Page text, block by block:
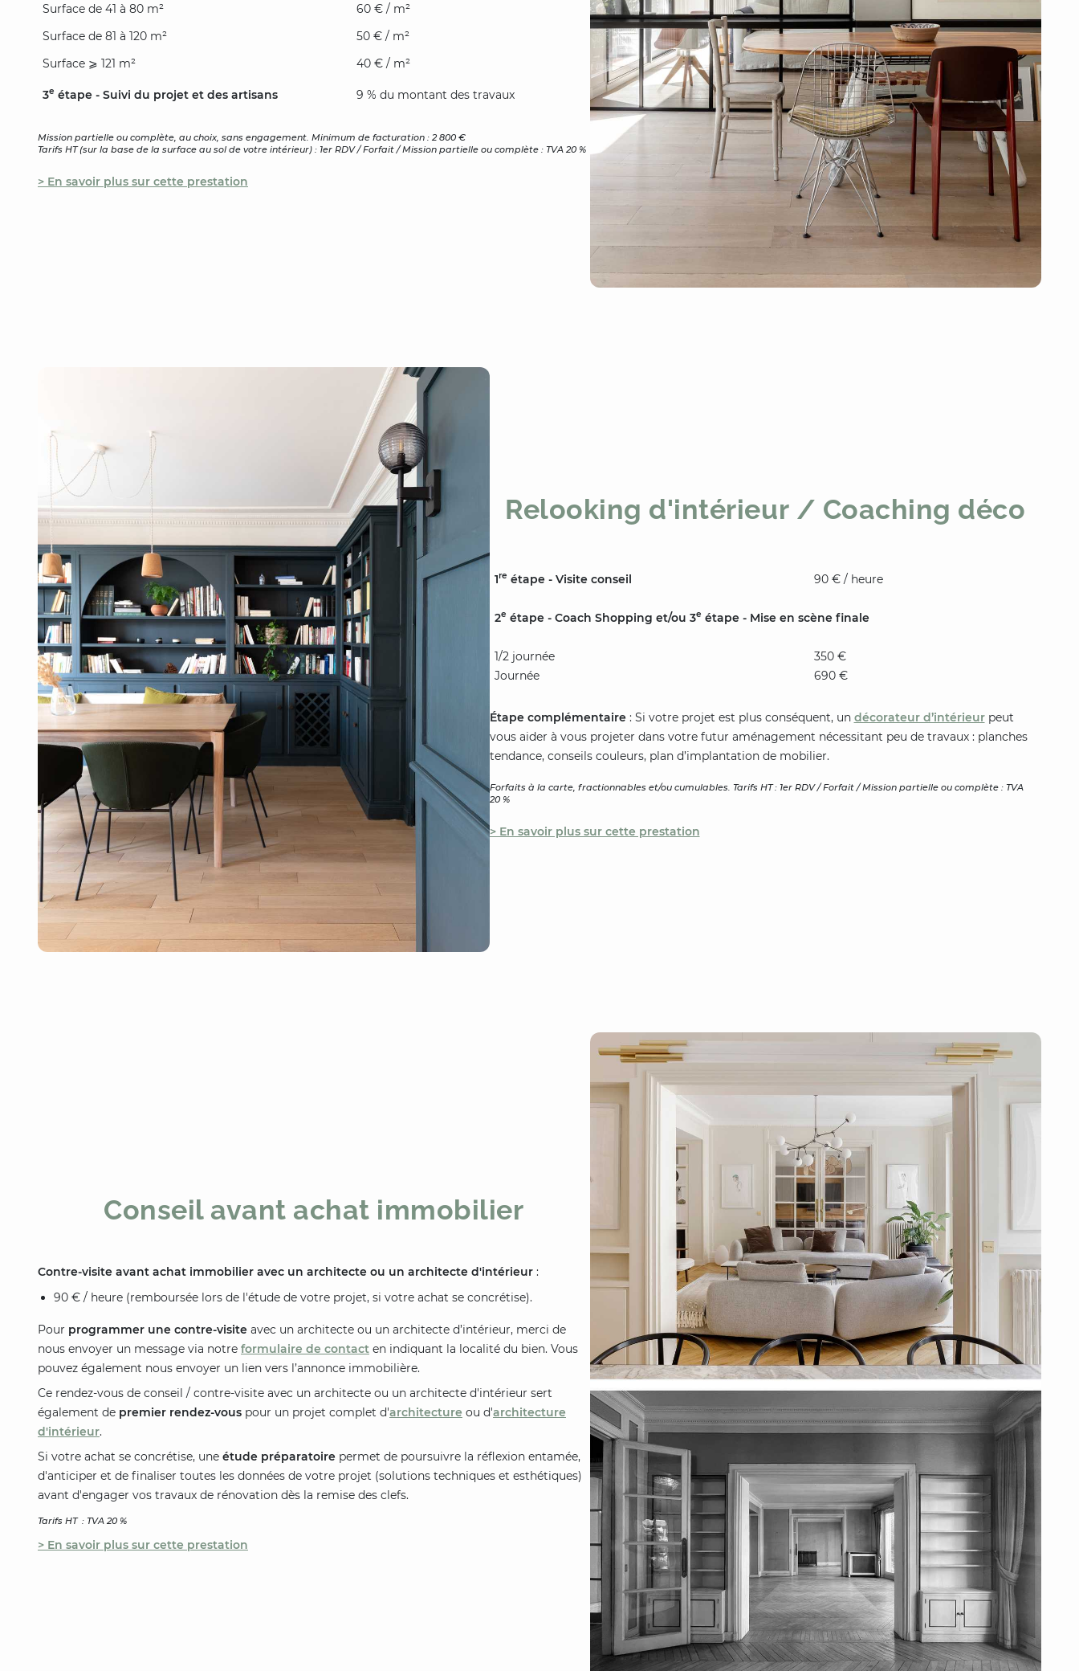
Surface de 41 à 80 m²
60 € / m²
Surface de 81 à 120 m²
50 € / m²
Surface ⩾ 121 m²
40 € / m²
3e étape - Suivi du projet et des artisans 9 % du montant des travaux
Mission partielle ou complète, au choix, sans engagement. Minimum de facturation : 2 800 €
Tarifs HT (sur la base de la surface au sol de votre intérieur) : 1er RDV / Forfait / Mission partielle ou complète : TVA 20 %
> En savoir plus sur cette prestation
Relooking d'intérieur / Coaching déco
1re étape - Visite conseil 90 € / heure
2e étape - Coach Shopping et/ou 3e étape - Mise en scène finale
1/2 journée
Journée
350 €
690 €
Étape complémentaire: Si votre projet est plus conséquent, un décorateur d’intérieurpeut
vous aider à vous projeter dans votre futur aménagement nécessitant peu de travaux : planches
tendance, conseils couleurs, plan d’implantation de mobilier.
Forfaits à la carte, fractionnables et/ou cumulables. Tarifs HT : 1er RDV / Forfait / Mission partielle ou complète : TVA
20 %
> En savoir plus sur cette prestation
Conseil avant achat immobilier
Contre-visite avant achat immobilier avec un architecte ou un architecte d'intérieur :
90 € / heure (remboursée lors de l'étude de votre projet, si votre achat se concrétise).
Pour programmer une contre-visite avec un architecte ou un architecte d’intérieur, merci de
nous envoyer un message via notre formulaire de contact en indiquant la localité du bien. Vous
pouvez également nous envoyer un lien vers l’annonce immobilière.
Ce rendez-vous de conseil / contre-visite avec un architecte ou un architecte d'intérieur sert
également de premier rendez-vous pour un projet complet d'architecture ou d'architecture
d'intérieur.
Si votre achat se concrétise, une étude préparatoire permet de poursuivre la réflexion entamée,
d'anticiper et de finaliser toutes les données de votre projet (solutions techniques et esthétiques)
avant d'engager vos travaux de rénovation dès la remise des clefs.
Tarifs HT : TVA 20 %
> En savoir plus sur cette prestation